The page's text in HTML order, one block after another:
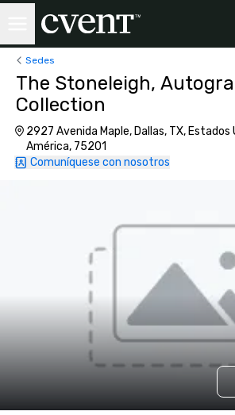
Sedes
The Stoneleigh,
Collection
2927 Avenida Maple, Dallas, TX, Estados
América, 75201
Comuníquese con nosotros